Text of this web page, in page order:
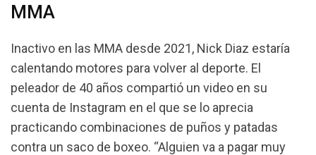
MMA
Inactivo en las MMA desde 2021, Nick Diaz estaría
calentando motores para volver al deporte. El
peleador de 40 años compartió un video en su
cuenta de Instagram en el que se lo aprecia
practicando combinaciones de puños y patadas
contra un saco de boxeo. “Alguien va a pagar muy